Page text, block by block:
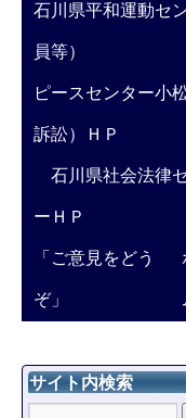
石川県平和運動セ
員等）
ピースセンター小
訴訟）ＨＰ
石川県社会法律
ーＨＰ
「ご意見をどう
ぞ」
サイト内検索